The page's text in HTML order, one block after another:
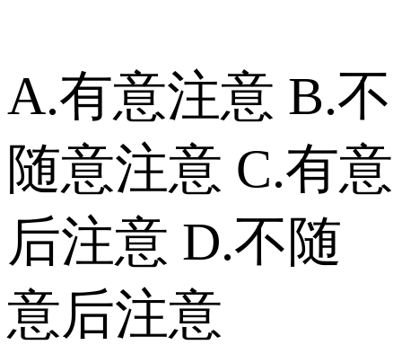
A.有意注意 B.不
随意注意 C.有意
后注意 D.不随
意后注意